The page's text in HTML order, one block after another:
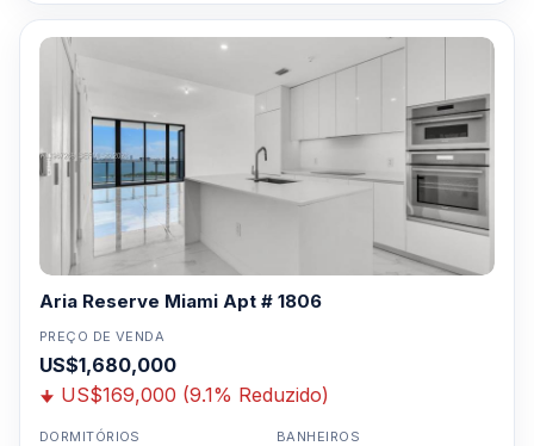
Aria Reserve Miami Apt # 1806
PREÇO DE VENDA
US$1,680,000
US$169,000 (9.1% Reduzido)
DORMITÓRIOS BANHEIROS